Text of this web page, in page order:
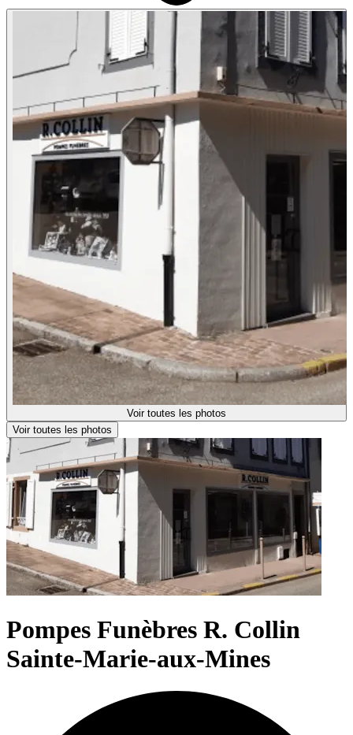
Voir toutes les photos
Voir toutes les photos
Pompes Funèbres R. Collin
Sainte-Marie-aux-Mines